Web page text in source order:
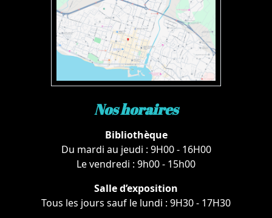
Nos horaires
Bibliothèque
Du mardi au jeudi : 9H00 - 16H00
Le vendredi : 9h00 - 15h00
Salle d’exposition
Tous les jours sauf le lundi : 9H30 - 17H30